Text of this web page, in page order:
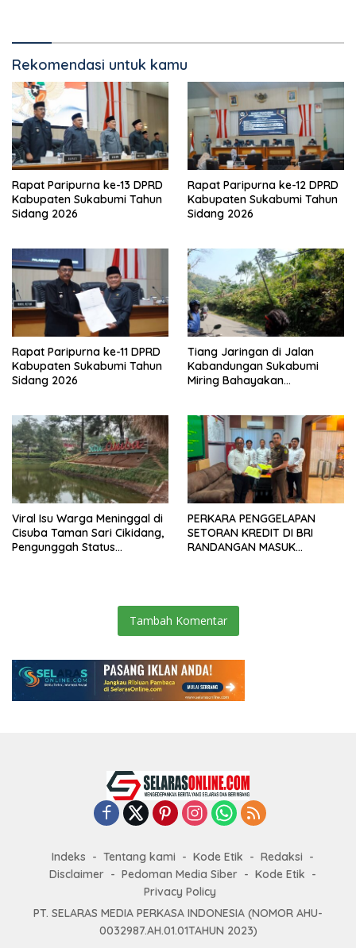
Rekomendasi untuk kamu
Rapat Paripurna ke-13 DPRD
Kabupaten Sukabumi Tahun
Sidang 2026
Rapat Paripurna ke-12 DPRD
Kabupaten Sukabumi Tahun
Sidang 2026
Rapat Paripurna ke-11 DPRD
Kabupaten Sukabumi Tahun
Sidang 2026
Tiang Jaringan di Jalan
Kabandungan Sukabumi
Miring Bahayakan
Viral Isu Warga Meninggal di
Cisuba Taman Sari Cikidang,
Pengunggah Status
PERKARA PENGGELAPAN
SETORAN KREDIT DI BRI
RANDANGAN MASUK
Tambah Komentar
Indeks Tentang kami Kode Etik
Redaksi
Disclaimer
Pedoman Media Siber
Kode Etik
Privacy Policy
PT. SELARAS MEDIA PERKASA INDONESIA (NOMOR AHU-
0032987.AH.01.01TAHUN 2023)